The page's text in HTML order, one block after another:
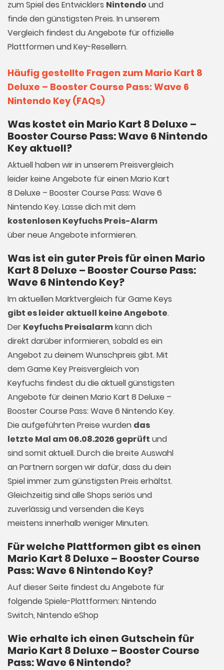
zum Spiel des Entwicklers Nintendo und
finde den günstigsten Preis. In unserem
Vergleich findest du Angebote für offizielle
Plattformen und Key-Resellern.
Häufig gestellte Fragen zum Mario Kart 8
Deluxe – Booster Course Pass: Wave 6
Nintendo Key (FAQs)
Was kostet ein Mario Kart 8 Deluxe –
Booster Course Pass: Wave 6 Nintendo
Key aktuell?
Aktuell haben wir in unserem Preisvergleich
leider keine Angebote für einen Mario Kart
8 Deluxe – Booster Course Pass: Wave 6
Nintendo Key. Lasse dich mit dem
kostenlosen Keyfuchs Preis-Alarm
über neue Angebote informieren.
Was ist ein guter Preis für einen Mario
Kart 8 Deluxe – Booster Course Pass:
Wave 6 Nintendo Key?
Im aktuellen Marktvergleich fürGame Keys
gibt es leider aktuell keine Angebote.
Der Keyfuchs Preisalarmkann dich
direkt darüber informieren, sobald es ein
Angebot zu deinem Wunschpreis gibt. Mit
dem Game Key Preisvergleich von
Keyfuchs findest du die aktuell günstigsten
Angebote für deinen Mario Kart 8 Deluxe –
Booster Course Pass: Wave 6 Nintendo Key.
Die aufgeführten Preise wurden das
letzte Mal am 06.08.2026 geprüft und
sind somit aktuell. Durch die breite Auswahl
an Partnern sorgen wir dafür, dass du dein
Spiel immer zum günstigsten Preis erhältst.
Gleichzeitig sind alle Shops seriös und
zuverlässig und versenden die Keys
meistens innerhalb weniger Minuten.
Für welche Plattformen gibt es einen
Mario Kart 8 Deluxe – Booster Course
Pass: Wave 6 Nintendo Key?
Auf dieser Seite findest du Angebote für
folgende Spiele-Plattformen: Nintendo
Switch, Nintendo eShop
Wie erhalte ich einen Gutschein für
Mario Kart 8 Deluxe – Booster Course
Pass: Wave 6 Nintendo?